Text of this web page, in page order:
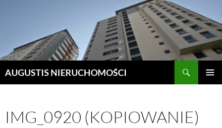
AUGUSTIS NIERUCHOMOŚCI
IMG_0920 (KOPIOWANIE)